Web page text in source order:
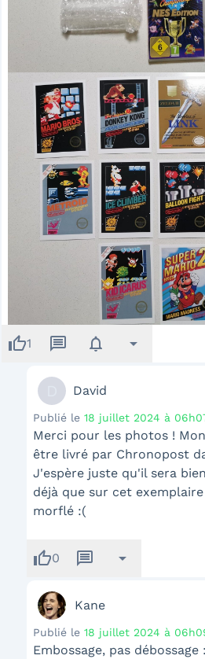
thumb_up1 message notifications arrow_drop_down
David
Publié le 18 juillet 2024 à
Merci pour les photos !
être livré par Chronopost
J'espère juste qu'il sera
déjà que sur cet
morflé :(
thumb_up0 message arrow_drop_down
Kane
Publié le 18 juillet 2024 à
Embossage, pas débossage